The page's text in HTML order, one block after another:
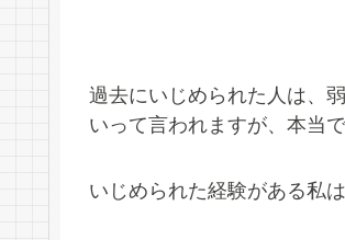
過去にいじめられた人は、
いって言われますが、本当
いじめられた経験がある私